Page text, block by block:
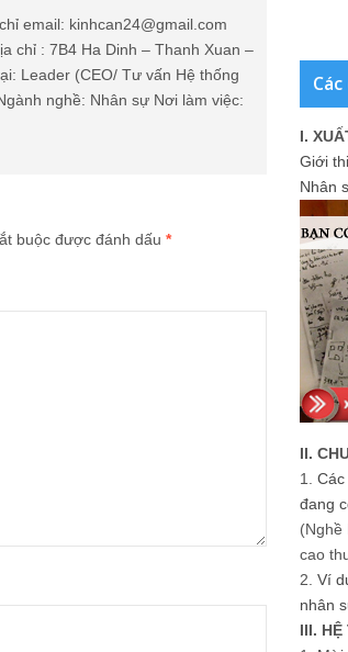
email: kinhcan24@gmail.com
chỉ : 7B4 Ha Dinh – Thanh Xuan –
Leader (CEO/ Tư vấn Hệ thống
nghề: Nhân sự Nơi làm việc:
buộc được đánh dấu *
I.
Giới
Nhân
II.
1.
đang
(Nghề
cao
2. Ví
nhân
III. HỆ